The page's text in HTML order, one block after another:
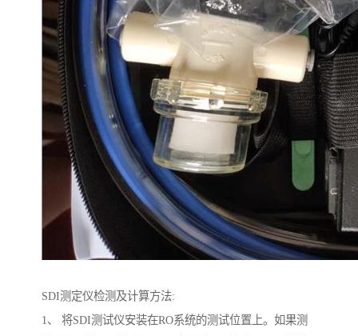
SDI测定仪检测及计算方法:
1、 将SDI测试仪安装在RO系统的测试位置上。如果测